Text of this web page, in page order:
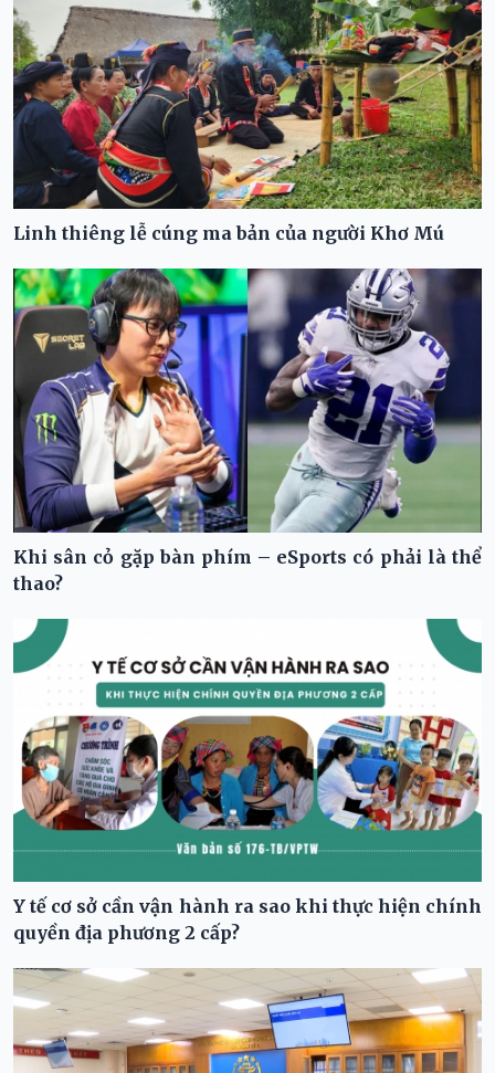
Linh thiêng lễ cúng ma bản của người Khơ Mú
Khi sân cỏ gặp bàn phím – eSports có phải là thể
thao?
Y tế cơ sở cần vận hành ra sao khi thực hiện chính
quyền địa phương 2 cấp?